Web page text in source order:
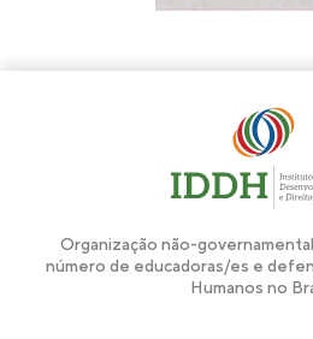
Organização não-
número de educadoras/es e
Humanos no